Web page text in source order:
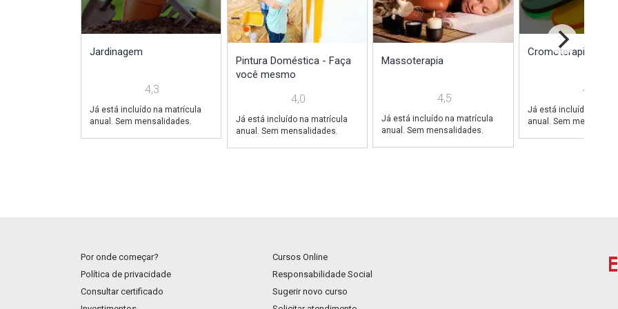
Jardinagem
4,3
Já está incluído na matrícula
anual. Sem mensalidades.
Pintura Doméstica - Faça
você mesmo
4,0
Já está incluído na matrícula
anual. Sem mensalidades.
Massoterapia
4,5
Já está incluído na matrícula
anual. Sem mensalidades.
Cromoterapia
4,9
Já está incluído na
anual. Sem
Por onde começar?
Cursos Online
Política de privacidade
Responsabilidade Social
Consultar certificado
Sugerir novo curso